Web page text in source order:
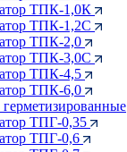
ТПК-1,0К
ТПК-1,2С
ТПК-2,0
ТПК-3,0С
ТПК-4,5
ТПК-6,0
ТПГ-0,35
ТПГ-0,6